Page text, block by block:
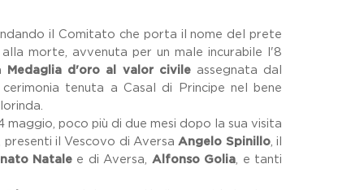
il Comitato che porta il nome del prete
morte, avvenuta per un male incurabile l'8
Medaglia d'oro al valor civileassegnata dal
tenuta a Casal di Principe nel bene
poco più di due mesi dopo la sua visita
presenti il Vescovo di AversaAngelo Spinillo, il
Natale e di Aversa, Alfonso Golia, e tanti